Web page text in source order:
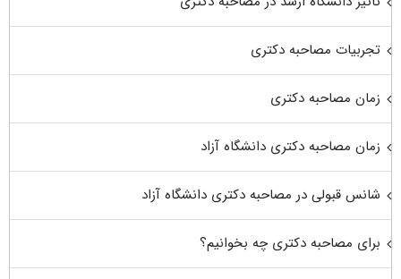
تجربیات مصاحبه دکتری
زمان مصاحبه دکتری
زمان مصاحبه دکتری دانشگاه آزاد
شانس قبولی در مصاحبه دکتری دانشگاه آزاد
برای مصاحبه دکتری چه بخوانیم؟